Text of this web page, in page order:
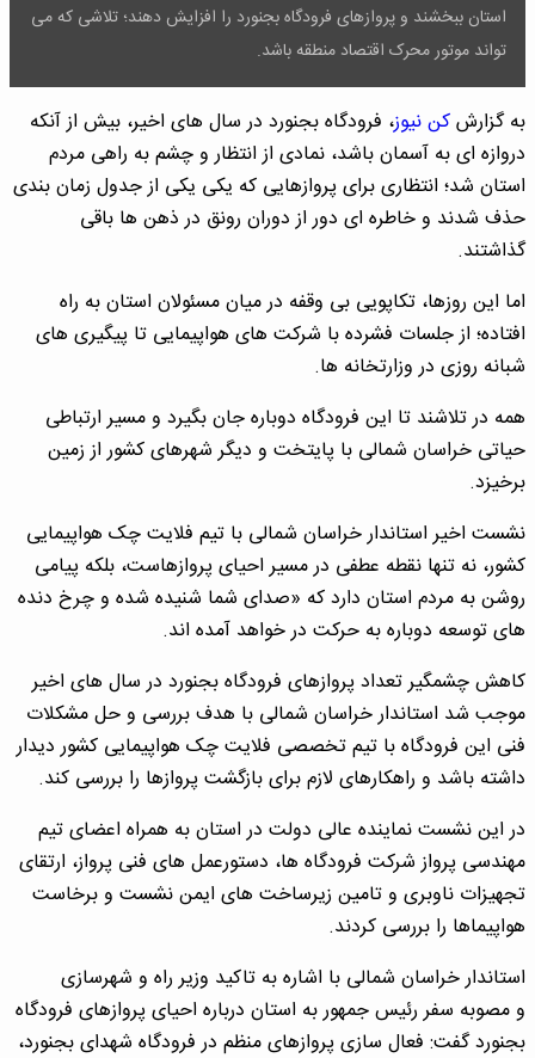
استان ببخشند و پروازهای فرودگاه بجنورد را افزایش دهند؛ تلاشی که می
تواند موتور محرک اقتصاد منطقه باشد.
به گزارشکن نیوز، فرودگاه بجنورد در سال های اخیر، بیش از آنکه
دروازه ای به آسمان باشد، نمادی از انتظار و چشم به راهی مردم
استان شد؛ انتظاری برای پروازهایی که یکی یکی از جدول زمان بندی
حذف شدند و خاطره ای دور از دوران رونق در ذهن ها باقی
گذاشتند.
اما این روزها، تکاپویی بی وقفه در میان مسئولان استان به راه
افتاده؛ از جلسات فشرده با شرکت های هواپیمایی تا پیگیری های
شبانه روزی در وزارتخانه ها.
همه در تلاشند تا این فرودگاه دوباره جان بگیرد و مسیر ارتباطی
حیاتی خراسان شمالی با پایتخت و دیگر شهرهای کشور از زمین
برخیزد.
نشست اخیر استاندار خراسان شمالی با تیم فلایت چک هواپیمایی
کشور، نه تنها نقطه عطفی در مسیر احیای پروازهاست، بلکه پیامی
روشن به مردم استان دارد که «صدای شما شنیده شده و چرخ دنده
های توسعه دوباره به حرکت در خواهد آمده اند.
کاهش چشمگیر تعداد پروازهای فرودگاه بجنورد در سال های اخیر
موجب شد استاندار خراسان شمالی با هدف بررسی و حل مشکلات
فنی این فرودگاه با تیم تخصصی فلایت چک هواپیمایی کشور دیدار
داشته باشد و راهکارهای لازم برای بازگشت پروازها را بررسی کند.
در این نشست نماینده عالی دولت در استان به همراه اعضای تیم
مهندسی پرواز شرکت فرودگاه ها، دستورعمل های فنی پرواز، ارتقای
تجهیزات ناوبری و تامین زیرساخت های ایمن نشست و برخاست
هواپیماها را بررسی کردند.
استاندار خراسان شمالی با اشاره به تاکید وزیر راه و شهرسازی
و مصوبه سفر رئیس جمهور به استان درباره احیای پروازهای فرودگاه
بجنورد گفت: فعال سازی پروازهای منظم در فرودگاه شهدای بجنورد،